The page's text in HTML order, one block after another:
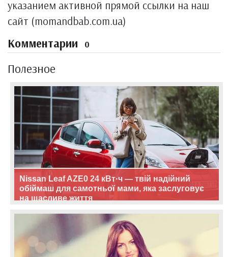
указанием активной прямой ссылки на наш
сайт (momandbab.com.ua)
Комментарии 0
Полезное
Nissan Leaf AZE0 24 кВт·ч — твій надійний
обіймаш для самотньої мами, яка заслуговує
на щасливе життя